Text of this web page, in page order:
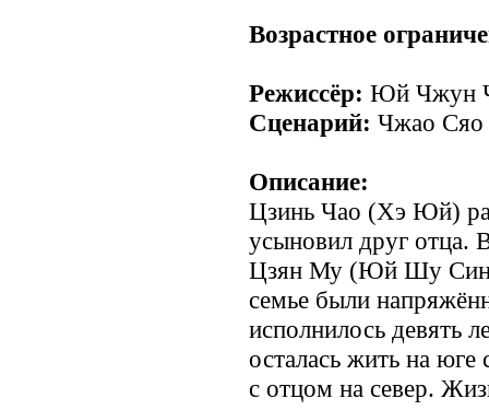
Возрастное
Режиссёр: Юй Чжун
Сценарий: Чжао Сяо
Описание:
Цзинь Чао (Хэ Юй)
усыновил друг отца.
Цзян Му (Юй Шу
семье были
исполнилось девять
осталась жить на
с отцом на север.